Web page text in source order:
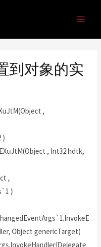
到对象的实
,
)
, Int32 hdtk,
,
)
Object genericTarget)